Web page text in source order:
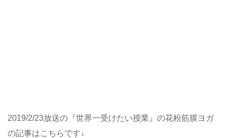
2019/2/23放送の『世界一受けたい授業』の花粉筋膜ヨガ
の記事はこちらです↓